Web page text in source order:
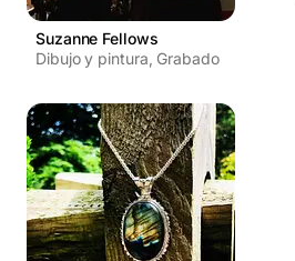
Suzanne Fellows
Dibujo y pintura, Grabado